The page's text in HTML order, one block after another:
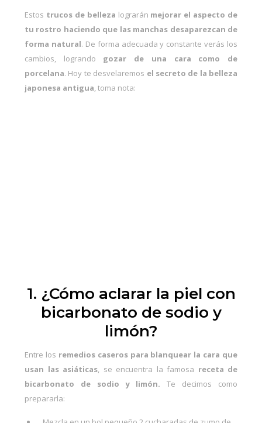
Estos trucos de belleza lograrán mejorar el aspecto de
tu rostro haciendo que las manchas desaparezcan de
forma natural. De forma adecuada y constante verás los
cambios, logrando gozar de una cara como de
porcelana. Hoy te desvelaremos el secreto de la belleza
japonesa antigua, toma nota:
1. ¿Cómo aclarar la piel con
bicarbonato de sodio y
limón?
Entre los remedios caseros para blanquear la cara que
usan las asiáticas, se encuentra la famosa receta de
bicarbonato de sodio y limón. Te decimos como
prepararla: